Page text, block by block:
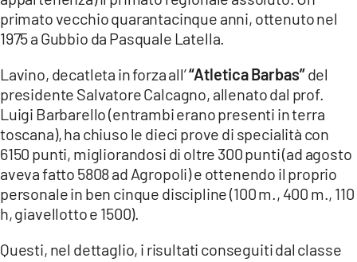
ILREGGINO.IT
COSENZACHANNEL.IT
ILVIBONESE.IT
CATANZAROCHANNEL.IT
LACAPITALENEWS.IT
App
ANDROID
APPLE
primato vecchio quarantacinque anni, ottenuto nel
1975 a Gubbio da Pasquale Latella.
Lavino, decatleta in forza all’“Atletica Barbas”del
presidente Salvatore Calcagno, allenato dal prof.
Luigi Barbarello (entrambi erano presenti in terra
toscana), ha chiuso le dieci prove di specialità con
6150 punti, migliorandosi di oltre 300 punti (ad agosto
aveva fatto 5808 ad Agropoli) e ottenendo il proprio
personale in ben cinque discipline (100 m., 400 m., 110
h, giavellotto e 1500).
Questi, nel dettaglio, i risultati conseguiti dal classe